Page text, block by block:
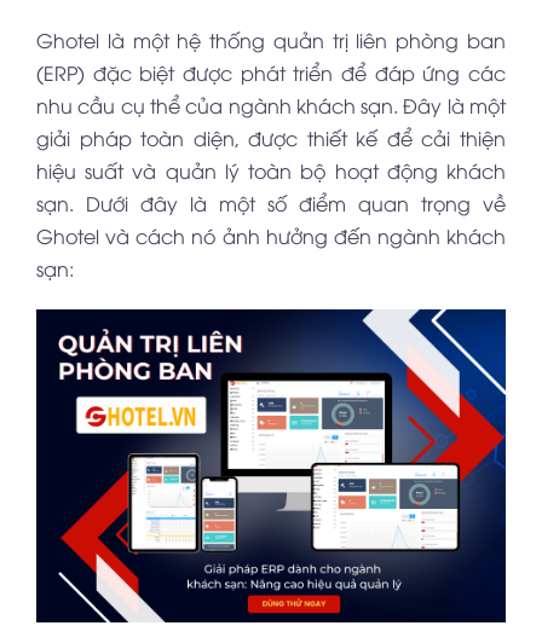
Ghotel là một hệ thống quản trị liên phòng ban
(ERP) đặc biệt được phát triển để đáp ứng các
nhu cầu cụ thể của ngành khách sạn. Đây là một
giải pháp toàn diện, được thiết kế để cải thiện
hiệu suất và quản lý toàn bộ hoạt động khách
sạn. Dưới đây là một số điểm quan trọng về
Ghotel và cách nó ảnh hưởng đến ngành khách
sạn: